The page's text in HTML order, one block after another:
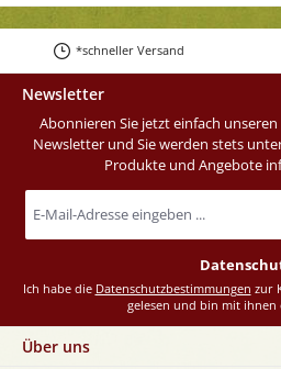
*schneller Versand
Newsletter
Abonnieren Sie jetzt einfach
Newsletter und Sie werden stets
Produkte und Angebote
E-
Mail-
Ich habe die Datenschutzbestimmungen zur
gelesen und bin mit ihnen
Über uns